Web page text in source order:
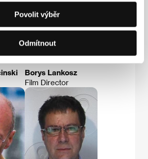
Povolit výběr
Odmítnout
Borys Lankosz
Film Director